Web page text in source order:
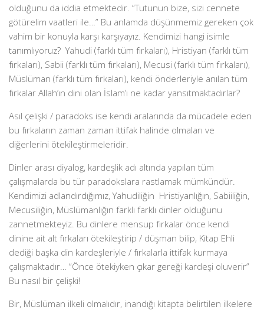
olduğunu da iddia etmektedir. “Tutunun bize, sizi cennete
götürelim vaatleri ile…” Bu anlamda düşünmemiz gereken çok
vahim bir konuyla karşı karşıyayız. Kendimizi hangi isimle
tanımlıyoruz? Yahudi (farklı tüm fırkaları), Hristiyan (farklı tüm
fırkaları), Sabii (farklı tüm fırkaları), Mecusi (farklı tüm fırkaları),
Müslüman (farklı tüm fırkaları), kendi önderleriyle anılan tüm
fırkalar Allah’ın dini olan İslam’ı ne kadar yansıtmaktadırlar?
Asıl çelişki / paradoks ise kendi aralarında da mücadele eden
bu fırkaların zaman zaman ittifak halinde olmaları ve
diğerlerini ötekileştirmeleridir.
Dinler arası diyalog, kardeşlik adı altında yapılan tüm
çalışmalarda bu tür paradokslara rastlamak mümkündür.
Kendimizi adlandırdığımız, Yahudiliğin Hristiyanlığın, Sabiiliğin,
Mecusiliğin, Müslümanlığın farklı farklı dinler olduğunu
zannetmekteyiz. Bu dinlere mensup fırkalar önce kendi
dinine ait alt fırkaları ötekileştirip / düşman bilip, Kitap Ehli
dediği başka din kardeşleriyle / fırkalarla ittifak kurmaya
çalışmaktadır… “Önce ötekiyken çıkar gereği kardeşi oluverir”
Bu nasıl bir çelişki!
Bir, Müslüman ilkeli olmalıdır, inandığı kitapta belirtilen ilkelere